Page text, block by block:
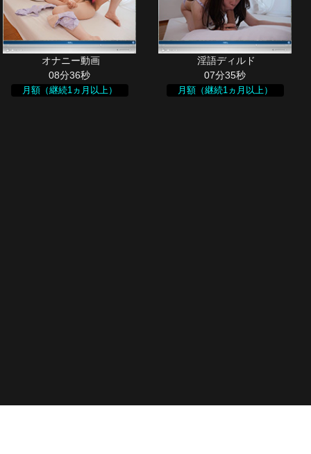
08分36秒
月額（継続1ヵ月以上）
07分35秒
月額（継続1ヵ月以上）